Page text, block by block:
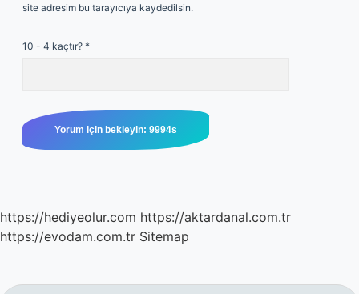
site adresim bu tarayıcıya kaydedilsin.
10 - 4 kaçtır? *
https://hediyeolur.com https://aktardanal.com.tr
https://evodam.com.tr Sitemap